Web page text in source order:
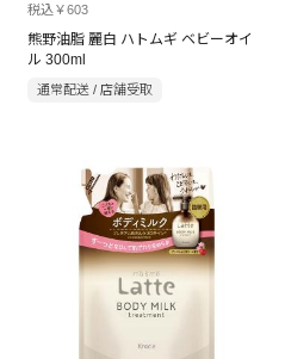
税込￥603
熊野油脂 麗白 ハトムギ ベビーオイ
ル 300ml
通常配送 / 店舗受取